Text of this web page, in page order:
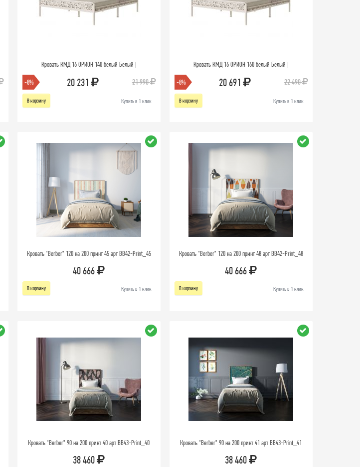
Кровать КМД 16 ОРИОН 140 белый Белый |
-8% 20 231 21 990
В корзину Купить в 1 клик
Кровать КМД 16 ОРИОН 160 белый Белый |
-8% 20 691 22 490
В корзину Купить в 1 клик
Кровать "Berber" 120 на 200 принт 45 арт BB42-Print_45
40 666
В корзину Купить в 1 клик
Кровать "Berber" 120 на 200 принт 48 арт BB42-Print_48
40 666
В корзину Купить в 1 клик
Кровать "Berber" 90 на 200 принт 40 арт BB43-Print_40
38 460
Кровать "Berber" 90 на 200 принт 41 арт BB43-Print_41
38 460